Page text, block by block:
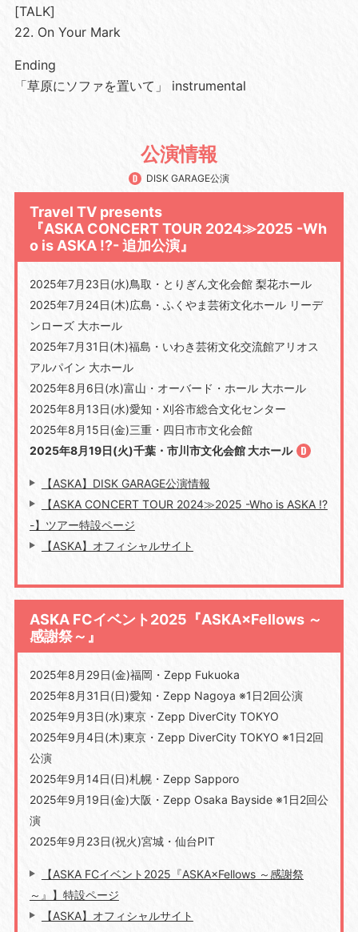
[TALK]
22. On Your Mark
Ending
「草原にソファを置いて」 instrumental
公演情報
DISK GARAGE公演
Travel TV presents
『ASKA CONCERT TOUR 2024≫2025 -Wh
o is ASKA !?- 追加公演』
2025年7月23日(水)鳥取・とりぎん文化会館 梨花ホール
2025年7月24日(木)広島・ふくやま芸術文化ホール リーデ
ンローズ 大ホール
2025年7月31日(木)福島・いわき芸術文化交流館アリオス
アルパイン 大ホール
2025年8月6日(水)富山・オーバード・ホール 大ホール
2025年8月13日(水)愛知・刈谷市総合文化センター
2025年8月15日(金)三重・四日市市文化会館
2025年8月19日(火)千葉・市川市文化会館 大ホール
【ASKA】DISK GARAGE公演情報
【ASKA CONCERT TOUR 2024≫2025 -Who is ASKA !?
-】ツアー特設ページ
【ASKA】オフィシャルサイト
ASKA FCイベント2025『ASKA×Fellows ～
感謝祭～』
2025年8月29日(金)福岡・Zepp Fukuoka
2025年8月31日(日)愛知・Zepp Nagoya ※1日2回公演
2025年9月3日(水)東京・Zepp DiverCity TOKYO
2025年9月4日(木)東京・Zepp DiverCity TOKYO ※1日2回
公演
2025年9月14日(日)札幌・Zepp Sapporo
2025年9月19日(金)大阪・Zepp Osaka Bayside ※1日2回公
演
2025年9月23日(祝火)宮城・仙台PIT
【ASKA FCイベント2025『ASKA×Fellows ～感謝祭
～』】特設ページ
【ASKA】オフィシャルサイト